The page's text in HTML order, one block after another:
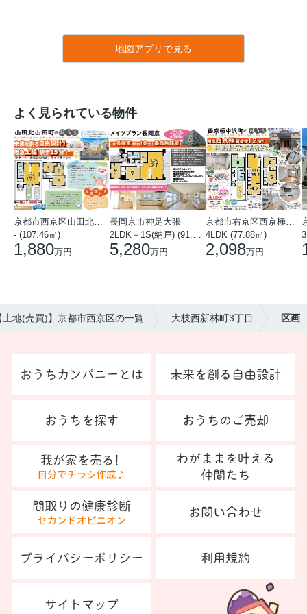
地図アプリで見る
よく見られている物件
- (107.46㎡)
1,880万円
長岡京市神足大張
5,280万円
4LDK (77.88㎡)
2,098万円
土地(売買)】京都市西京区の一覧 大枝西新林町3丁目 区画